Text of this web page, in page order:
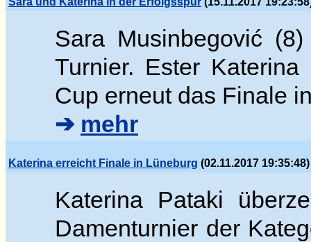
Sara Musinbegović (8)
Turnier. Ester
Cup erneut das Finale
➔ mehr
Katerina erreicht Finale in Lüneburg (02.11.2017 19:35:48)
Katerina Pataki
Damenturnier der